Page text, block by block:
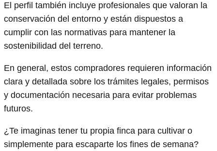
El perfil también incluye profesionales que valoran la
conservación del entorno y están dispuestos a
cumplir con las normativas para mantener la
sostenibilidad del terreno.
En general, estos compradores requieren información
clara y detallada sobre los trámites legales, permisos
y documentación necesaria para evitar problemas
futuros.
¿Te imaginas tener tu propia finca para cultivar o
simplemente para escaparte los fines de semana?